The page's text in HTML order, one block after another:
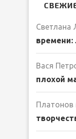
Светлана
Вася
плохой
Платонов